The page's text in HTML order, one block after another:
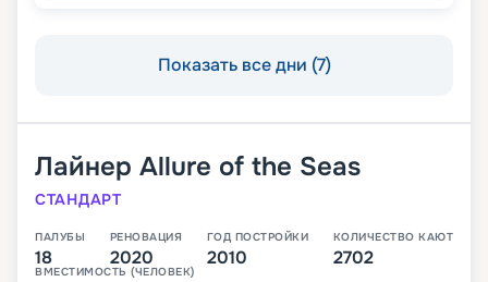
Показать все дни (7)
Лайнер Allure of the Seas
СТАНДАРТ
ПАЛУБЫ
18
РЕНОВАЦИЯ
2020
ГОД ПОСТРОЙКИ
2010
КОЛИЧЕСТВО КАЮТ
2702
ВМЕСТИМОСТЬ (ЧЕЛОВЕК)